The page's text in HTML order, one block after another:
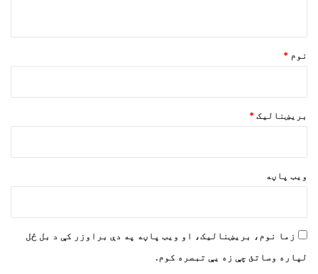
نوم *
بریښنالیک *
ویب پاڼه
زما نوم، بریښنالیک، او ویب پاڼه په دې براوزر کې د بل ځل
لپاره وساتئ چې زه یې تبصره کوم.